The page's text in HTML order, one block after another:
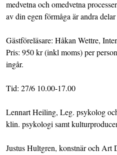
medvetna och omedvetna
av din egen förmåga är andra
Gästföreläsare: Håkan Wettre,
Pris: 950 kr (inkl moms) per
ingår.
Tid: 27/6 10.00-17.00
Lennart Heiling, Leg. psykolog
klin. psykologi samt
Justus Hultgren, konstnär och Art